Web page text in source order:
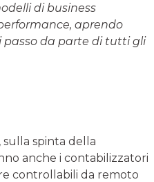
di business
aprendo
passo da parte di tutti gli
spinta della
anche i contabilizzatori
controllabili da remoto